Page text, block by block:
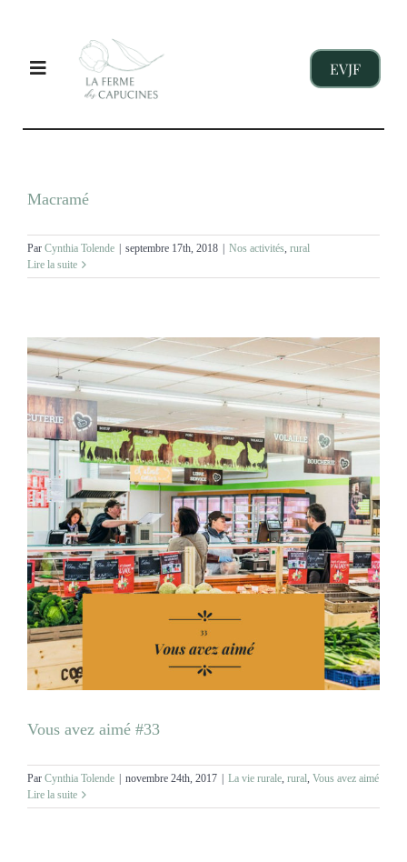
contenu
Toggle
Navigation
ENFANTS
NOS GITES
MARIAGES
NOS ACTIVITES
CONTACT
CGV
EVJF
Macramé
Par Cynthia Tolende | septembre 17th, 2018 | Nos activités rural
Lire la suite
Vous avez aimé #33
Par Cynthia Tolende | novembre 24th, 2017 | La vie rurale rural Vous avez aimé
Lire la suite